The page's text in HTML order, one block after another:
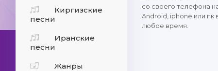
Киргизские
песни
Иранские
песни
Жанры
со своего телефона
Android, iphone или пк
любое время.